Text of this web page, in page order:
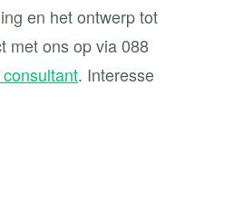
en het ontwerp tot
met ons op via 088
. Interesse